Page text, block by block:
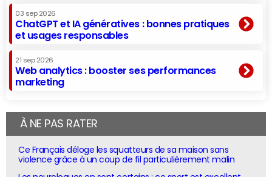
03 sep 2026
ChatGPT et IA génératives : bonnes pratiques
et usages responsables
21 sep 2026
Web analytics : booster ses performances
marketing
À NE PAS RATER
Ce Français déloge les squatteurs de sa maison sans
violence grâce à un coup de fil particulièrement malin